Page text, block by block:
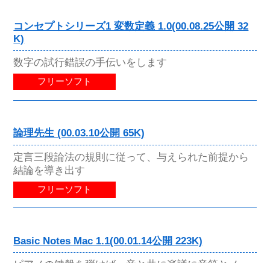
コンセプトシリーズ1 変数定義 1.0(00.08.25公開 32
K)
数字の試行錯誤の手伝いをします
フリーソフト
論理先生 (00.03.10公開 65K)
定言三段論法の規則に従って、与えられた前提から
結論を導き出す
フリーソフト
Basic Notes Mac 1.1(00.01.14公開 223K)